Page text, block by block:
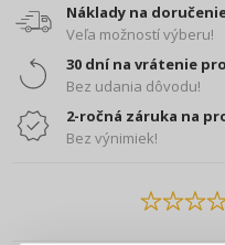
Náklady na
Veľa možností výberu!
30 dní na vrátenie
Bez udania dôvodu!
2-ročná záruka na
Bez výnimiek!